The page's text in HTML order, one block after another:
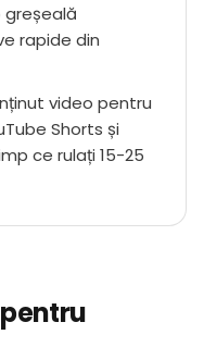
rapide din
video pentru
Shorts și
ce rulați 15-25